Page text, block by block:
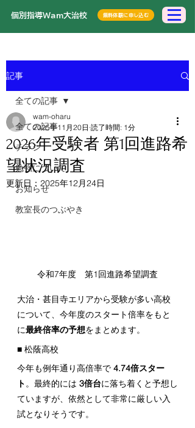
​個別指導Wam大治校 無料体験に申し込む
記事
全ての記事
チラシ
勉強について
お知らせ
教室長のつぶやき
全ての記事
2026年受験者 第1回進路希
望状況調査
wam-oharu
2025年11月20日 読了時間: 1分
更新日： 2025年12月24日
令和7年度　第1回進路希望調査
大治・甚目寺エリアから受験が多い高校
について、今年度のスタート倍率をもと
に最終倍率の予想をまとめます。
■ 松蔭高校
今年も例年通り高倍率で 4.74倍スター
ト 。最終的には 3倍台に落ち着くと予想し
ていますが、依然として非常に厳しい入
試となりそうです。